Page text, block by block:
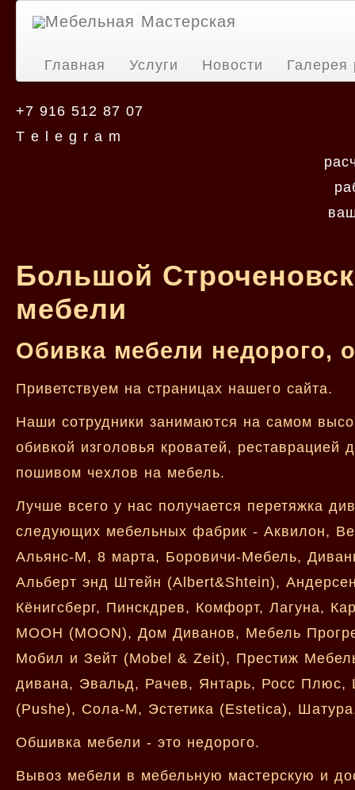
Мебельная Мастерская
Главная Услуги Новости Галерея
+7 916 512 87 07
T e l e g r a m
Большой
мебели
Обивка мебели недорого,
Приветствуем на страницах нашего сайта.
Наши сотрудники занимаются на самом
обивкой изголовья кроватей,
пошивом чехлов на мебель.
Лучше всего у нас получается перетяжка
следующих мебельных фабрик - Аквилон,
Альянс-М, 8 марта, Боровичи-Мебель,
Альберт энд Штейн (Albert&Shtein),
Кёнигсберг, Пинскдрев, Комфорт, Лагуна,
МООН (MOON), Дом Диванов, Мебель
Мобил и Зейт (Mobel & Zeit), Престиж
дивана, Эвальд, Рачев, Янтарь, Росс
(Pushe), Сола-М, Эстетика (Estetica),
Обшивка мебели - это недорого.
Вывоз мебели в мебельную мастерскую и